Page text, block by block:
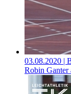
03.08.2020 |
Robin Ganter